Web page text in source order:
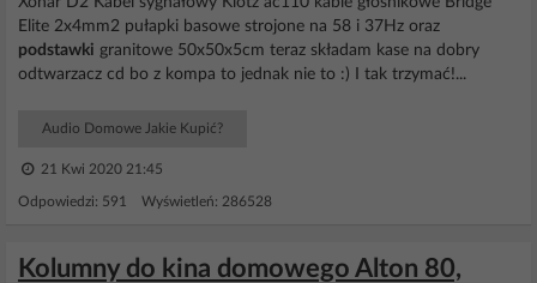
Elite 2x4mm2 pułapki basowe strojone na 58 i 37Hz oraz
podstawki granitowe 50x50x5cm teraz składam kase na dobry
odtwarzacz cd bo z kompa to jednak nie to :) I tak trzymać!...
Audio Domowe Jakie Kupić?
21 Kwi 2020 21:45
Odpowiedzi: 591 Wyświetleń: 286528
Kolumny do kina domowego Alton 80,